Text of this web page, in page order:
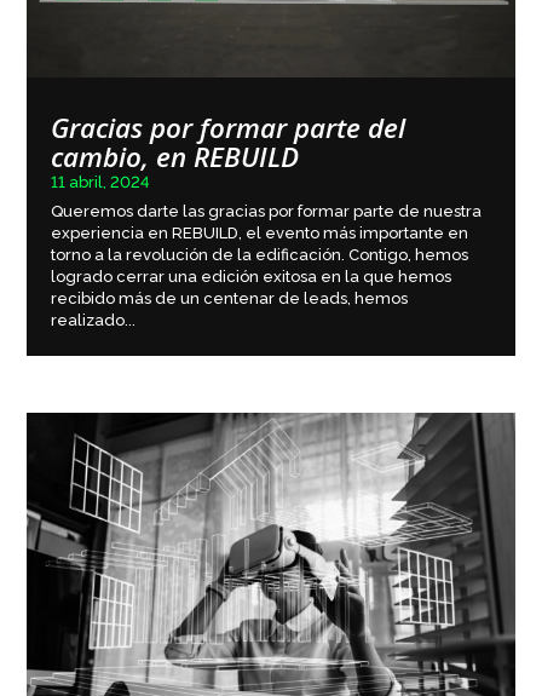
Gracias por formar parte del
cambio, en REBUILD
11 abril, 2024
Queremos darte las gracias por formar parte de nuestra
experiencia en REBUILD, el evento más importante en
torno a la revolución de la edificación. Contigo, hemos
logrado cerrar una edición exitosa en la que hemos
recibido más de un centenar de leads, hemos
realizado...